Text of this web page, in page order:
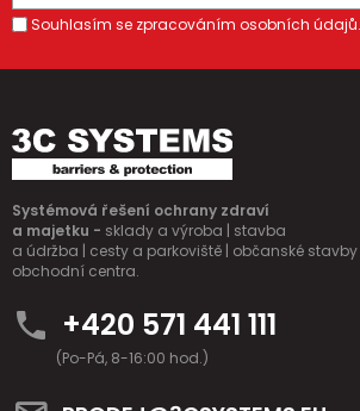
Souhlasím se zpracováním osobních údajů.
Systémová řešení ochrany zdraví
a majetku - sklady a výroba | stavba
a údržba | cesty a parkoviště | občanské
obchodní centra.
+420 571 441 111
(Po-Pá, 8-16:00 hod.)